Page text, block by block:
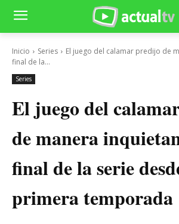
Inicio Series
El juego del calamar predijo de
final de la...
Series
El juego del
de manera
final de la serie
primera temporada